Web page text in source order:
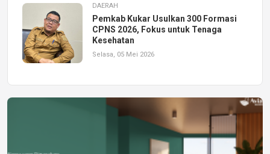
DAERAH
Pemkab Kukar Usulkan 300 Formasi
CPNS 2026, Fokus untuk Tenaga
Kesehatan
Selasa, 05 Mei 2026